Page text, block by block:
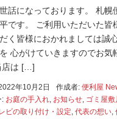
話になっております。 札幌
です。 ご利用いただいた皆
く皆様におかれましては誠
心がけていきますのでお気
店は […]
年10月2日 作成者: 便利屋
: お庭の手入れ, お知らせ, ゴミ屋敷
ビの取り付け・設定, 代表の想い,